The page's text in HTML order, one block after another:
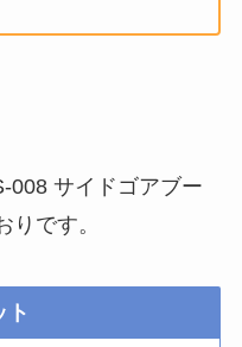
008 サイドゴアブー
りです。
ト